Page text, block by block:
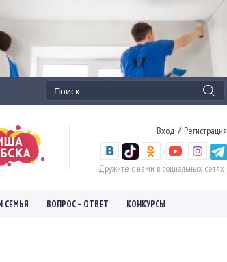
Вход / Регистрация
Дружите с нами в социальных сетях!
СЕМЬЯ ВОПРОС – ОТВЕТ КОНКУРСЫ